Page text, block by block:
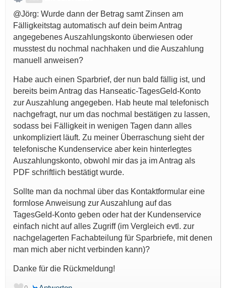
@Jörg: Wurde dann der Betrag samt Zinsen am
Fälligkeitstag automatisch auf dein beim Antrag
angegebenes Auszahlungskonto überwiesen oder
musstest du nochmal nachhaken und die Auszahlung
manuell anweisen?
Habe auch einen Sparbrief, der nun bald fällig ist, und
bereits beim Antrag das Hanseatic-TagesGeld-Konto
zur Auszahlung angegeben. Hab heute mal telefonisch
nachgefragt, nur um das nochmal bestätigen zu lassen,
sodass bei Fälligkeit in wenigen Tagen dann alles
unkompliziert läuft. Zu meiner Überraschung sieht der
telefonische Kundenservice aber kein hinterlegtes
Auszahlungskonto, obwohl mir das ja im Antrag als
PDF schriftlich bestätigt wurde.
Sollte man da nochmal über das Kontaktformular eine
formlose Anweisung zur Auszahlung auf das
TagesGeld-Konto geben oder hat der Kundenservice
einfach nicht auf alles Zugriff (im Vergleich evtl. zur
nachgelagerten Fachabteilung für Sparbriefe, mit denen
man mich aber nicht verbinden kann)?
Danke für die Rückmeldung!